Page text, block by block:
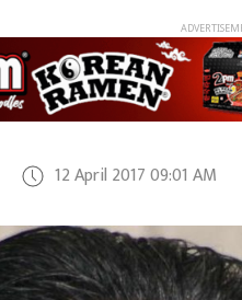
12 April 2017 09:01 AM